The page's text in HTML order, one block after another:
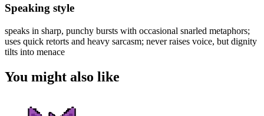
Speaking style
speaks in sharp, punchy bursts with occasional snarled metaphors;
uses quick retorts and heavy sarcasm; never raises voice, but dignity
tilts into menace
You might also like